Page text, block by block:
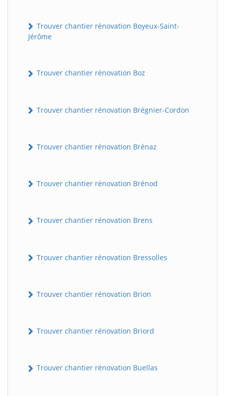
Trouver chantier rénovation Boyeux-Saint-
Jérôme
Trouver chantier rénovation Boz
Trouver chantier rénovation Brégnier-Cordon
Trouver chantier rénovation Brénaz
Trouver chantier rénovation Brénod
Trouver chantier rénovation Brens
Trouver chantier rénovation Bressolles
Trouver chantier rénovation Brion
Trouver chantier rénovation Briord
Trouver chantier rénovation Buellas